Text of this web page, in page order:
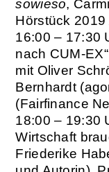
sowieso,
Hörstück
16:00 – 17:30
nach CUM-
mit Oliver
Bernhardt
(Fairfinance
18:00 – 19:30
Wirtschaft
Friederike